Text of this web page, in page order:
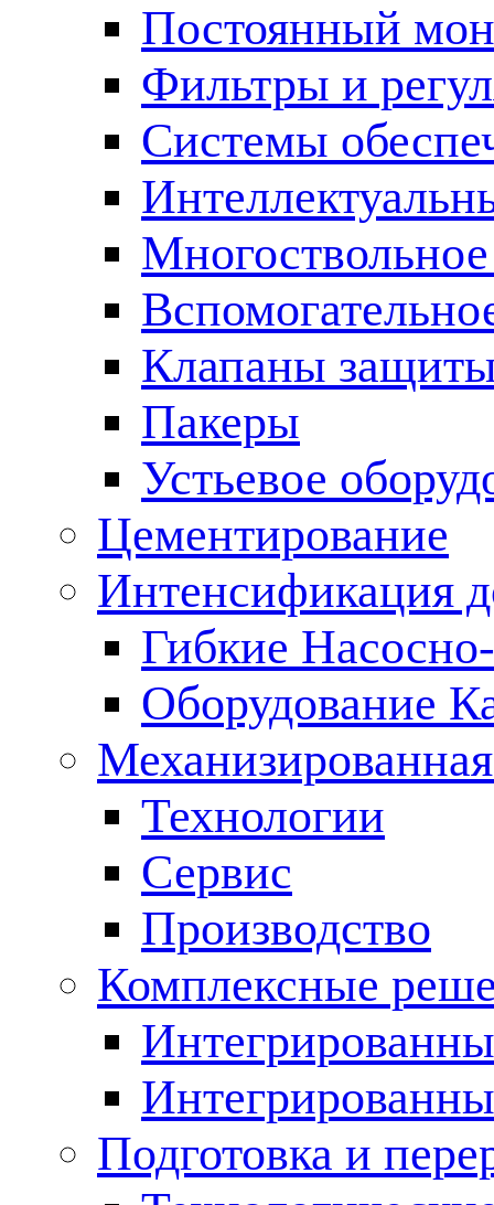
Постоянный
Фильтры и
Cистемы
Клапаны
Пакеры
Устьевое
Цементирование
Интенсификация
Гибкие
Оборудование
Технологии
Сервис
Производство
Комплексные
Подготовка и